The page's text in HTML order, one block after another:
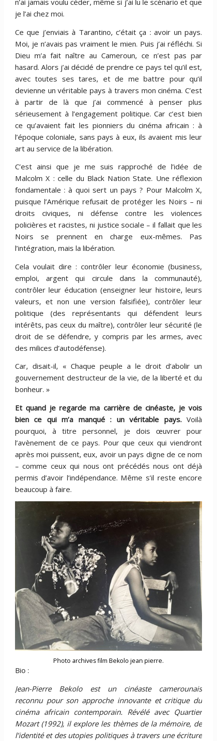
n’ai jamais voulu céder, même si j’ai lu le scénario et que
je l’ai chez moi.
Ce que j’enviais à Tarantino, c’était ça : avoir un pays.
Moi, je n’avais pas vraiment le mien. Puis j’ai réfléchi. Si
Dieu m’a fait naître au Cameroun, ce n’est pas par
hasard. Alors j’ai décidé de prendre ce pays tel qu’il est,
avec toutes ses tares, et de me battre pour qu’il
devienne un véritable pays à travers mon cinéma. C’est
à partir de là que j’ai commencé à penser plus
sérieusement à l’engagement politique. Car c’est bien
ce qu’avaient fait les pionniers du cinéma africain : à
l’époque coloniale, sans pays à eux, ils avaient mis leur
art au service de la libération.
C’est ainsi que je me suis rapproché de l’idée de
Malcolm X : celle du Black Nation State. Une réflexion
fondamentale : à quoi sert un pays ? Pour Malcolm X,
puisque l’Amérique refusait de protéger les Noirs – ni
droits civiques, ni défense contre les violences
policières et racistes, ni justice sociale – il fallait que les
Noirs se prennent en charge eux-mêmes. Pas
l’intégration, mais la libération.
Cela voulait dire : contrôler leur économie (business,
emploi, argent qui circule dans la communauté),
contrôler leur éducation (enseigner leur histoire, leurs
valeurs, et non une version falsifiée), contrôler leur
politique (des représentants qui défendent leurs
intérêts, pas ceux du maître), contrôler leur sécurité (le
droit de se défendre, y compris par les armes, avec
des milices d’autodéfense).
Car, disait-il, « Chaque peuple a le droit d’abolir un
gouvernement destructeur de la vie, de la liberté et du
bonheur. »
Et quand je regarde ma carrière de cinéaste, je vois
bien ce qui m’a manqué: un véritable pays.Voilà
pourquoi, à titre personnel, je dois œuvrer pour
l’avènement de ce pays. Pour que ceux qui viendront
après moi puissent, eux, avoir un pays digne de ce nom
– comme ceux qui nous ont précédés nous ont déjà
permis d’avoir l’indépendance. Même s’il reste encore
beaucoup à faire.
Photo archives film Bekolo jean pierre.
Bio :
Jean-Pierre Bekolo est un cinéaste camerounais
reconnu pour son approche innovante et critique du
cinéma africain contemporain. Révélé avec Quartier
Mozart (1992), il explore les thèmes de la mémoire, de
l’identité et des utopies politiques à travers une écriture